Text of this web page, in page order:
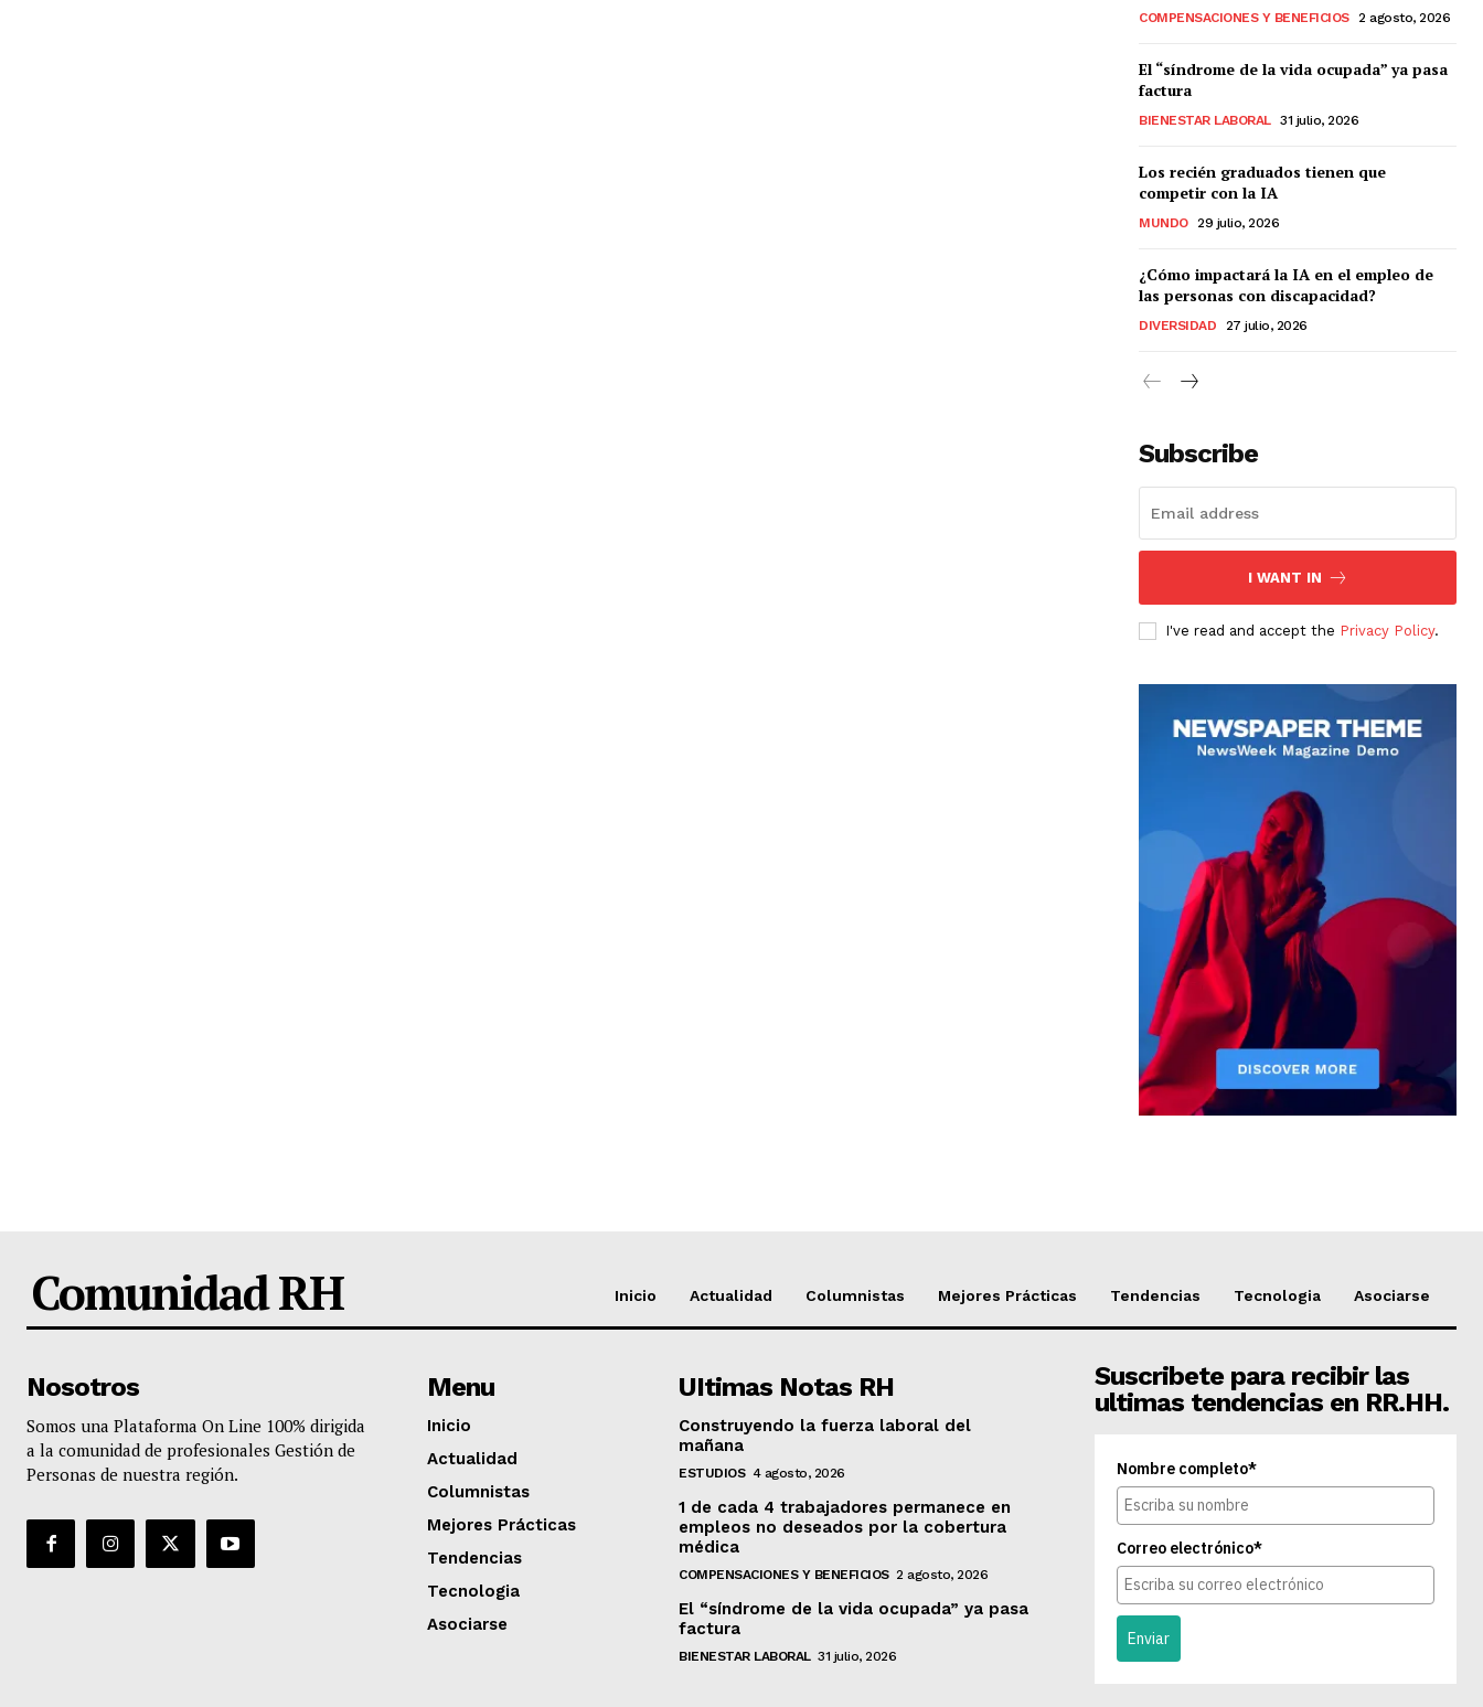
COMPENSACIONES Y BENEFICIOS 2 agosto, 2026
El “síndrome de la vida ocupada” ya pasa
factura
BIENESTAR LABORAL 31 julio, 2026
Los recién graduados tienen que
competir con la IA
MUNDO 29 julio, 2026
¿Cómo impactará la IA en el empleo de
las personas con discapacidad?
DIVERSIDAD 27 julio, 2026
Subscribe
I WANT IN
I've read and accept the Privacy Policy.
Comunidad RH Inicio Actualidad Columnistas Mejores Prácticas Tendencias Tecnologia Asociarse
Nosotros
Somos una Plataforma On Line 100% dirigida
a la comunidad de profesionales Gestión de
Personas de nuestra región.
Menu
Inicio
Actualidad
Columnistas
Mejores Prácticas
Tendencias
Tecnologia
Asociarse
UItimas Notas RH
Construyendo la fuerza laboral del
mañana
ESTUDIOS 4 agosto, 2026
1 de cada 4 trabajadores permanece en
empleos no deseados por la cobertura
médica
COMPENSACIONES Y BENEFICIOS 2 agosto, 2026
El “síndrome de la vida ocupada” ya pasa
factura
BIENESTAR LABORAL 31 julio, 2026
Suscribete para recibir las
ultimas tendencias en RR.HH.
Nombre completo*
Correo electrónico*
Enviar